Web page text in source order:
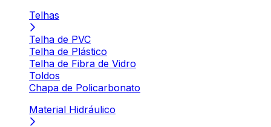
Telhas
Telha de PVC
Telha de Plástico
Telha de Fibra de Vidro
Toldos
Chapa de Policarbonato
Material Hidráulico